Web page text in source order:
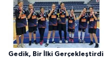
Gedik, Bir İlki Gerçekleştirdi